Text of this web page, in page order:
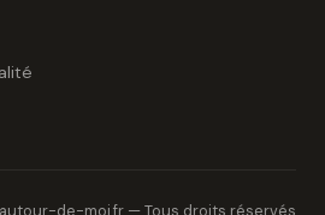
de-moi.fr — Tous droits réservés